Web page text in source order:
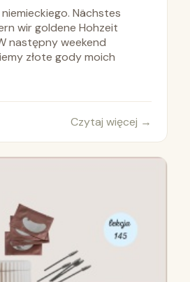
Nächstes
wir goldene Hohzeit
następny weekend
złote gody moich
Czytaj więcej →